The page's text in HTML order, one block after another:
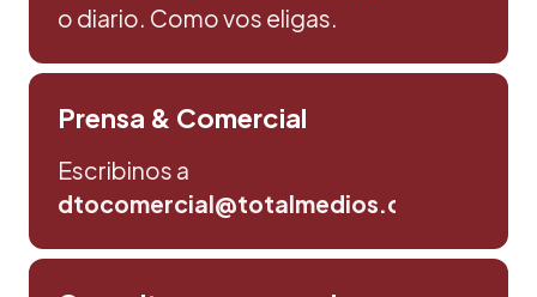
o diario. Como vos eligas.
Prensa & Comercial
Escribinos a
dtocomercial@totalmedios.com